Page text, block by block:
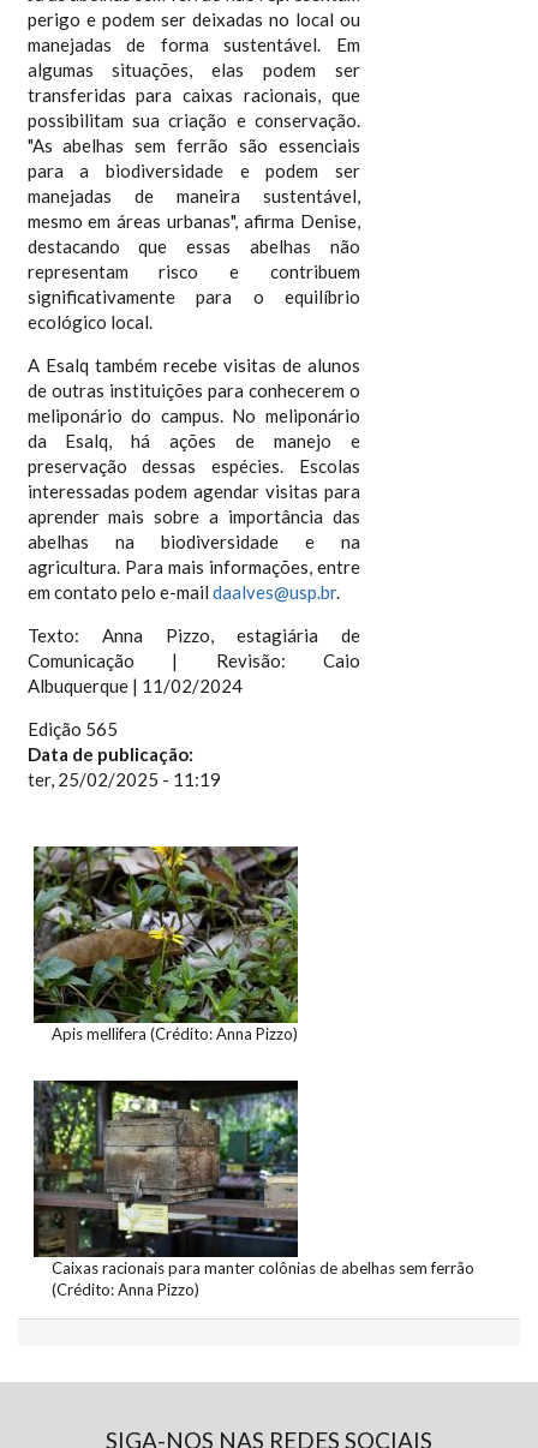
perigo e podem ser deixadas no local ou
manejadas de forma sustentável. Em
algumas situações, elas podem ser
transferidas para caixas racionais, que
possibilitam sua criação e conservação.
"As abelhas sem ferrão são essenciais
para a biodiversidade e podem ser
manejadas de maneira sustentável,
mesmo em áreas urbanas", afirma Denise,
destacando que essas abelhas não
representam risco e contribuem
significativamente para o equilíbrio
ecológico local.
A Esalq também recebe visitas de alunos
de outras instituições para conhecerem o
meliponário do campus. No meliponário
da Esalq, há ações de manejo e
preservação dessas espécies. Escolas
interessadas podem agendar visitas para
aprender mais sobre a importância das
abelhas na biodiversidade e na
agricultura. Para mais informações, entre
em contato pelo e-mail daalves@usp.br.
Texto: Anna Pizzo, estagiária de
Comunicação | Revisão: Caio
Albuquerque | 11/02/2024
Edição 565
Data de publicação:
ter, 25/02/2025 - 11:19
Apis mellifera (Crédito: Anna Pizzo)
Caixas racionais para manter colônias de abelhas sem ferrão
(Crédito: Anna Pizzo)
SIGA-NOS NAS REDES SOCIAIS